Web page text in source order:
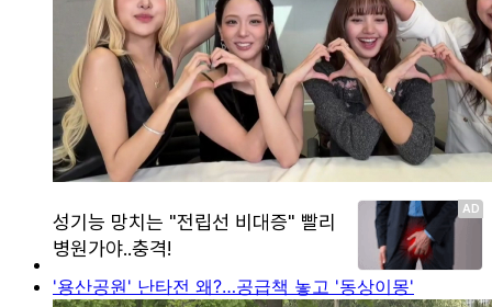
'용산공원' 난타전 왜?…공급책 놓고 '동상이몽'